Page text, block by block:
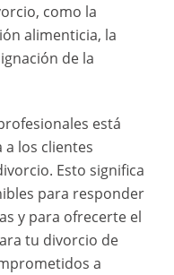
como la
alimenticia, la
de la
está
a los clientes
Esto significa
para responder
y para ofrecerte el
tu divorcio de
a